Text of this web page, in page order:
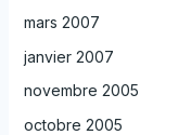
mars 2007
janvier 2007
novembre 2005
octobre 2005